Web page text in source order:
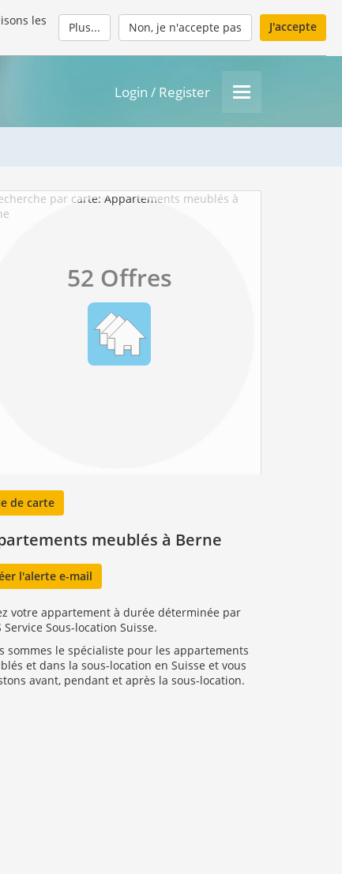
les
Plus... Non, je n'accepte pas J'accepte
Login / Register
52 Offres
de carte
meublés à Berne
l'alerte e-mail
votre appartement à durée déterminée par
Service Sous-location Suisse.
sommes le spécialiste pour les appartements
et dans la sous-location en Suisse et vous
avant, pendant et après la sous-location.